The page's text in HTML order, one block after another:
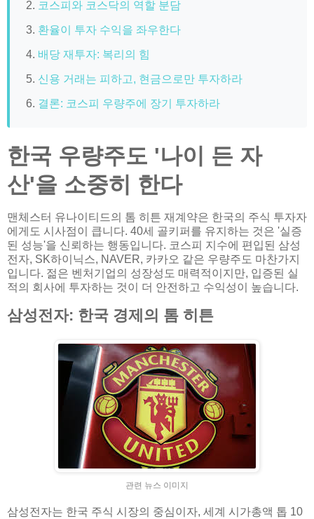
코스피와 코스닥의 역할 분담
환율이 투자 수익을 좌우한다
배당 재투자: 복리의 힘
신용 거래는 피하고, 현금으로만 투자하라
결론: 코스피 우량주에 장기 투자하라
한국 우량주도 '나이 든 자
산'을 소중히 한다
맨체스터 유나이티드의 톰 히튼 재계약은 한국의 주식 투자자
에게도 시사점이 큽니다. 40세 골키퍼를 유지하는 것은 '실증
된 성능'을 신뢰하는 행동입니다. 코스피 지수에 편입된 삼성
전자, SK하이닉스, NAVER, 카카오 같은 우량주도 마찬가지
입니다. 젊은 벤처기업의 성장성도 매력적이지만, 입증된 실
적의 회사에 투자하는 것이 더 안전하고 수익성이 높습니다.
삼성전자: 한국 경제의 톰 히튼
관련 뉴스 이미지
삼성전자는 한국 주식 시장의 중심이자, 세계 시가총액 톱 10